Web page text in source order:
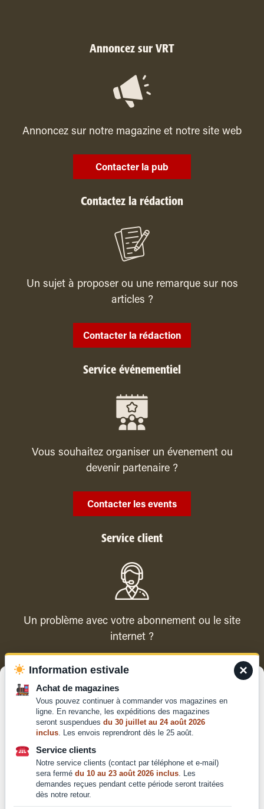
Pour offrir les meilleures expériences, nous utilisons des technologies
telles que les cookies pour stocker et/ou accéder aux informations des
appareils. Le fait de consentir à ces technologies nous permettra de
traiter des données telles que le comportement de navigation ou les ID
uniques sur ce site. Le fait de ne pas consentir ou de retirer son
consentement peut avoir un effet négatif sur certaines caractéristiques
et fonctions.
Annoncez sur VRT
Annoncez sur notre magazine et notre site web
Contacter la pub
Contactez la rédaction
Un sujet à proposer ou une remarque sur nos
articles ?
Contacter la rédaction
Service événementiel
Vous souhaitez organiser un évenement ou
devenir partenaire ?
Contacter les events
Service client
Un problème avec votre abonnement ou le site
internet ?
Contacter le service client
Mentions légales
Conditions générales de
vente et d'utilisation
×
Information estivale
Achat de magazines
Vous pouvez continuer à commander vos magazines en
ligne. En revanche, les expéditions des magazines
seront suspendues du 30 juillet au 24 août 2026
inclus. Les envois reprendront dès le 25 août.
Service clients
Notre service clients (contact par téléphone et e-mail)
sera fermé du 10 au 23 août 2026 inclus. Les
demandes reçues pendant cette période seront traitées
dès notre retour.